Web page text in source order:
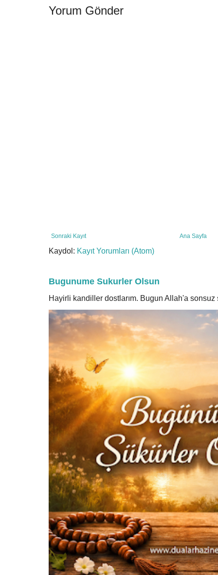
Yorum Gönder
Sonraki Kayıt Ana Sayfa
Kaydol: Kayıt Yorumları (Atom)
Bugunume Sukurler Olsun
Hayirli kandiller dostlarım. Bugun Allah'a